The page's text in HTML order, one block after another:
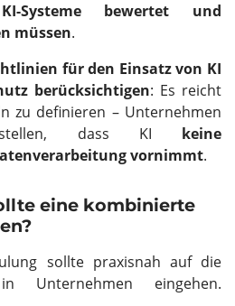
Systeme bewertet und
müssen.
für den Einsatz von KI
berücksichtigen: Es reicht
zu definieren – Unternehmen
dass KI keine
vornimmt.
eine kombinierte
sollte praxisnah auf die
Unternehmen eingehen.